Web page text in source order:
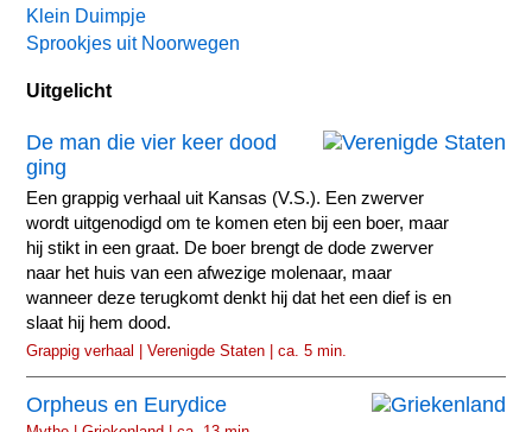
Klein Duimpje
Sprookjes uit Noorwegen
Uitgelicht
De man die vier keer dood
ging
Een grappig verhaal uit Kansas (V.S.). Een zwerver
wordt uitgenodigd om te komen eten bij een boer, maar
hij stikt in een graat. De boer brengt de dode zwerver
naar het huis van een afwezige molenaar, maar
wanneer deze terugkomt denkt hij dat het een dief is en
slaat hij hem dood.
Grappig verhaal | Verenigde Staten | ca. 5 min.
Orpheus en Eurydice